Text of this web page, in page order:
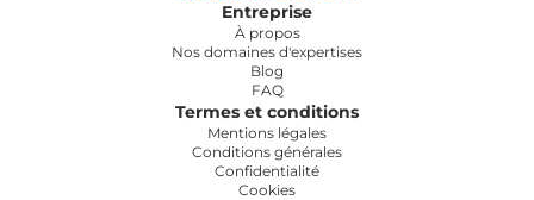
Entreprise
À propos
Nos domaines d'expertises
Blog
FAQ
Termes et conditions
Mentions légales
Conditions générales
Confidentialité
Cookies